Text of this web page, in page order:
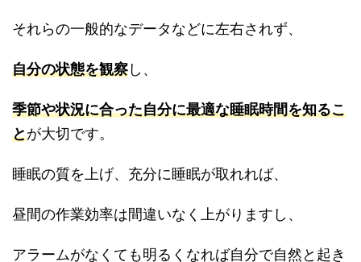
それらの一般的なデータなどに左右されず、
自分の状態を観察し、
季節や状況に合った自分に最適な睡眠時間を知るこ
とが大切です。
睡眠の質を上げ、充分に睡眠が取れれば、
昼間の作業効率は間違いなく上がりますし、
アラームがなくても明るくなれば自分で自然と起き